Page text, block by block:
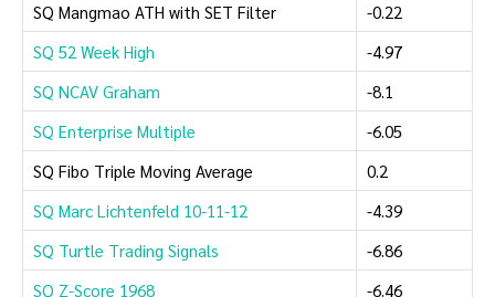
SQ Mangmao ATH with SET Filter
-0.22
SQ 52 Week High
-4.97
SQ NCAV Graham
-8.1
SQ Enterprise Multiple
-6.05
SQ Fibo Triple Moving Average
0.2
SQ Marc Lichtenfeld 10-11-12
-4.39
SQ Turtle Trading Signals
-6.86
SQ Z-Score 1968
-6.46